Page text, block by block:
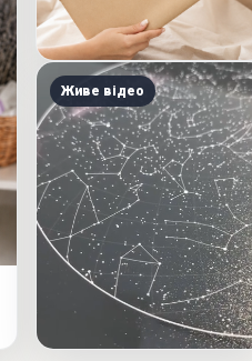
Живе відео